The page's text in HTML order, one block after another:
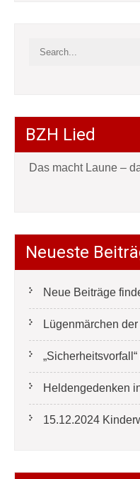
BZH Lied
Das macht Laune –
Neueste
Neue Beiträge
Lügenmärchen
Heldengedenken
15.12.2024